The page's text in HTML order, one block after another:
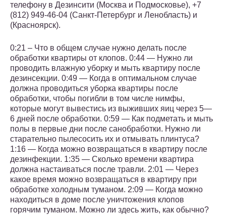
телефону в Дезинсити (Москва и Подмосковье), +7
(812) 949-46-04 (Санкт-Петербург и Ленобласть) и
(Красноярск).
0:21 – Что в общем случае нужно делать после
обработки квартиры от клопов. 0:44 — Нужно ли
проводить влажную уборку и мыть квартиру после
дезинсекции. 0:49 — Когда в оптимальном случае
должна проводиться уборка квартиры после
обработки, чтобы погибли в том числе нимфы,
которые могут вывестись из выживших яиц через 5—
6 дней после обработки. 0:59 — Как подметать и мыть
полы в первые дни после санобработки. Нужно ли
старательно пылесосить их и отмывать плинтуса?
1:16 — Когда можно возвращаться в квартиру после
дезинфекции. 1:35 — Сколько времени квартира
должна настаиваться после травли. 2:01 — Через
какое время можно возвращаться в квартиру при
обработке холодным туманом. 2:09 — Когда можно
находиться в доме после уничтожения клопов
горячим туманом. Можно ли здесь жить, как обычно?